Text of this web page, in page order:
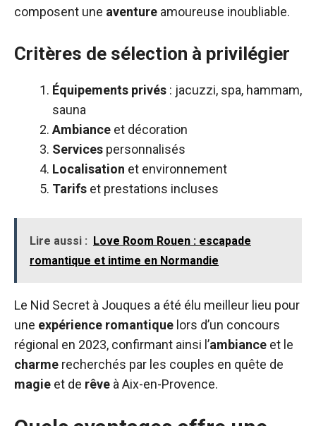
composent une aventure amoureuse inoubliable.
Critères de sélection à privilégier
Équipements privés : jacuzzi, spa, hammam,
sauna
Ambiance et décoration
Services personnalisés
Localisation et environnement
Tarifs et prestations incluses
Lire aussi : Love Room Rouen : escapade
romantique et intime en Normandie
Le Nid Secret à Jouques a été élu meilleur lieu pour
une expérience romantique lors d’un concours
régional en 2023, confirmant ainsi l’ambiance et le
charme recherchés par les couples en quête de
magie et de rêve à Aix-en-Provence.